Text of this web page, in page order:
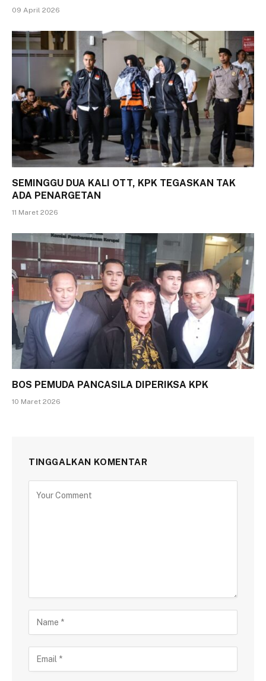
09 April 2026
SEMINGGU DUA KALI OTT, KPK TEGASKAN TAK
ADA PENARGETAN
11 Maret 2026
BOS PEMUDA PANCASILA DIPERIKSA KPK
10 Maret 2026
TINGGALKAN KOMENTAR